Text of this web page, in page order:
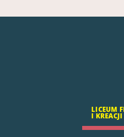
LICEUM
I